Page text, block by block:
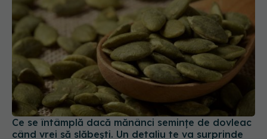
Ce se întâmplă dacă mănânci semințe de dovleac
când vrei să slăbești. Un detaliu te va surprinde
22 mar 2026, 19:08